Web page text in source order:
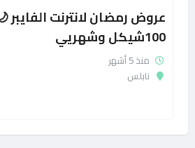
100شيكل وشهريي
منذ 5 أشهر
نابلس